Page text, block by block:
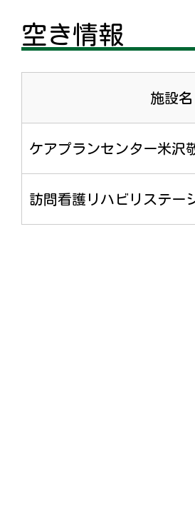
空き情報
施設名
ケアプランセンター米沢
訪問看護リハビリステー